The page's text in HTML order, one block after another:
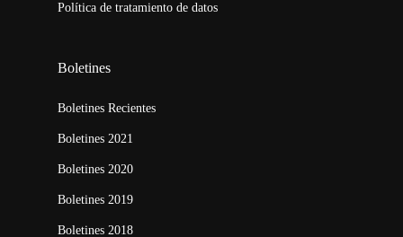
Política de tratamiento de datos
Boletines
Boletines Recientes
Boletines 2021
Boletines 2020
Boletines 2019
Boletines 2018